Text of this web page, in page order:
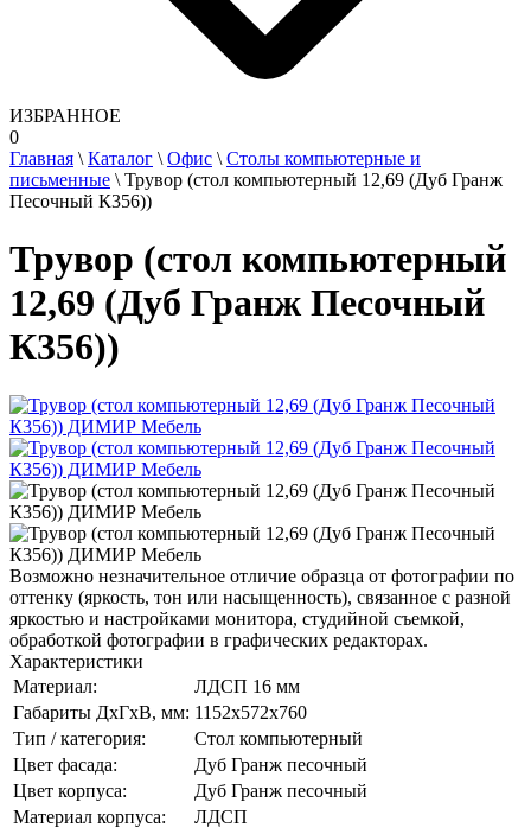
ИЗБРАННОЕ
0
Главная \ Каталог \ Офис \ Столы компьютерные и
письменные \ Трувор (стол компьютерный 12,69 (Дуб Гранж
Песочный К356))
Трувор (стол компьютерный
12,69 (Дуб Гранж Песочный
К356))
Возможно незначительное отличие образца от фотографии по
оттенку (яркость, тон или насыщенность), связанное с разной
яркостью и настройками монитора, студийной съемкой,
обработкой фотографии в графических редакторах.
Характеристики
Материал:
ЛДСП 16 мм
Габариты ДхГхВ, мм: 1152х572х760
Тип / категория:
Стол компьютерный
Цвет фасада:
Дуб Гранж песочный
Цвет корпуса:
Дуб Гранж песочный
Материал корпуса:
ЛДСП